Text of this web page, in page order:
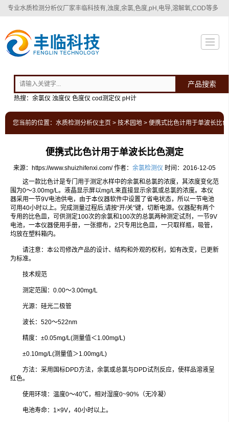
专业水质检测分析仪厂家丰临科技有,浊度,余氯,色度,pH,电导,溶解氧,COD等多
产品搜索
热搜：余氯仪 浊度仪 色度仪 cod测定仪 pH计
您当前的位置： 水质检测分析仪主页 > 技术园地 > 便携式比色计用于单波长比
便携式比色计用于单波长比色测定
来源：https://www.shuizhifenxi.com/ 作者： 余氯检测仪 时间：2016-12-05
这一款比色计是专门用于测定水样中的余氯和总氯的浓度，其浓度变化范
围为0～3.00mg/L。液晶显示屏以mg/L来直接显示余氯或总氯的浓度。本仪
器采用一节9V电池供电，由于本仪器软件中设置了省电状态，所以一节电池
可用40小时以上。完成测量过程后,请按“开/关”键，切断电源。仪器配有两个
专用的比色皿，可供测定100次的余氯和100次的总氯两种测定试剂，一节9V
电池，一本仪器使用手册，一张擦布，2只专用比色皿，一只取样瓶，吸管，
均放在塑料箱内。
请注意：本公司修改产品的设计、结构和外观的权利，如有改变，已更新
为标准。
技术规范
测定范围：0.00～3.00mg/L
光源：硅光二极管
波长：520～522nm
精度：±0.05mg/L(测量值＜1.00mg/L)
±0.10mg/L(测量值＞1.00mg/L)
方法：采用国标DPD方法，余氯或总氯与DPD试剂反应，使样品溶液呈
红色。
使用环境：温度0～40℃，相对湿度0~90%（无冷凝）
电池寿命：1×9V，40小时以上。